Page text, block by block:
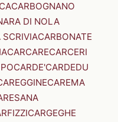
CARBOGNANO
DI NOLA
SCRIVIACARBONATE
CARCARECARCERI
CARDE'CARDEDU
CAREMA
CARGEGHE